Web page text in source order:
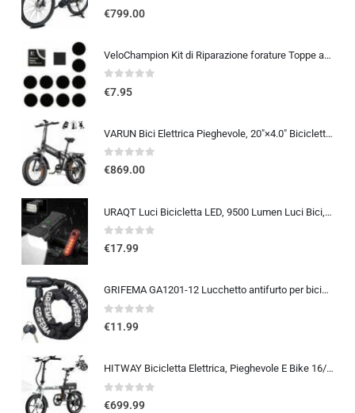
0out of 5
€799.00
VeloChampion Kit di Riparazione forature Toppe autoadesive per Pneumatici da Bici per Strada, MTB, BMX, ebike | per forature
0out of 5
€7.95
VARUN Bici Elettrica Pieghevole, 20″×4.0″ Bicicletta Elettrica da 48V 13Ah Batteria Rimovibile, Autonomia di 60-120 km, Fat B
0out of 5
€869.00
URAQT Luci Bicicletta LED, 9500 Lumen Luci Bici, USB Ricaricabile 12 LED Super Luminosa, IP65 Impermeabile 5+4 modalità, Luce
0out of 5
€17.99
GRIFEMA GA1201-12 Lucchetto antifurto per bicicletta con chiave, lucchetto a catena per biciclette, moto, scooter, 120 cm, ne
0out of 5
€11.99
HITWAY Bicicletta Elettrica, Pieghevole E Bike 16/20 Pollici, Motore 250W Velocità Massima 25km/h, Batteria Al Litio 36V 9…
0out of 5
€699.99